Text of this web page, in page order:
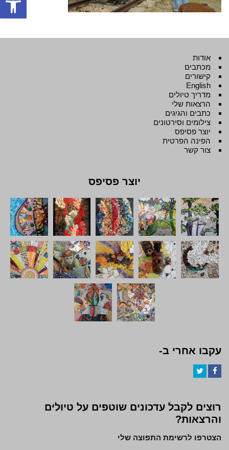
אודות
מכתבים
קישורים
English
מדריך טיולים
הרצאות שלי
כתבים והגיגים
צילומים וסירטונים
יוצר פסיפס
הפינה הפרטית
צור קשר
יוצר פסיפס
עקבו אחרי ב-
רוצים לקבל עדכונים שוטפים על טיולים
והרצאות?
הצטרפו לרשימת התפוצה שלי